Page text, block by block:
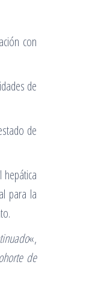
con
de
de
para la
«,
de